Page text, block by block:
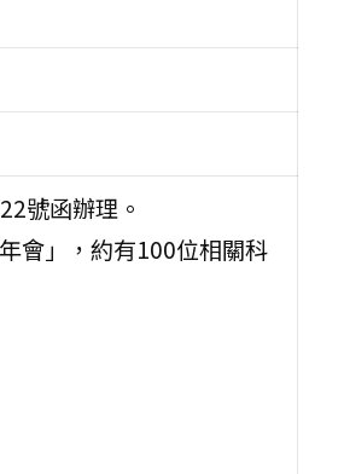
號函辦理。
會」，約有100位相關科